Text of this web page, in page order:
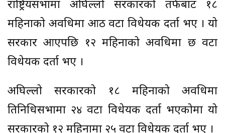
राष्ट्रियसभामा अघिल्लो सरकारको तर्फबाट १८
महिनाको अवधिमा आठ वटा विधेयक दर्ता भए । यो
सरकार आएपछि १२ महिनाको अवधिमा छ वटा
विधेयक दर्ता भए ।
अघिल्लो सरकारको १८ महिनाको अवधिमा
प्रतिनिधिसभामा २४ वटा विधेयक दर्ता भएकोमा यो
सरकारको १२ महिनामा २५ वटा विधेयक दर्ता भए ।